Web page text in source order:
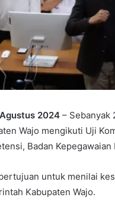
2024 – Sebanyak
Wajo mengikuti Uji
Badan
untuk menilai
Kabupaten Wajo.